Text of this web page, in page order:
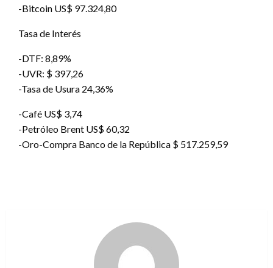
-Bitcoin US$ 97.324,80
Tasa de Interés
-DTF: 8,89%
-UVR: $ 397,26
-Tasa de Usura 24,36%
-Café US$ 3,74
-Petróleo Brent US$ 60,32
-Oro-Compra Banco de la República $ 517.259,59